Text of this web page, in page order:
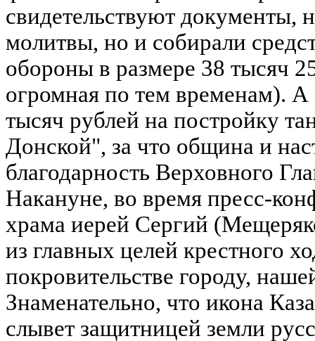
свидетельствуют документы,
молитвы, но и собирали
обороны в размере 38 тысяч
огромная по тем временам). А
тысяч рублей на постройку
Донской", за что община и
благодарность Верховного
Накануне, во время пресс-
храма иерей Сергий
из главных целей крестного
покровительстве городу,
Знаменательно, что икона
слывет защитницей земли